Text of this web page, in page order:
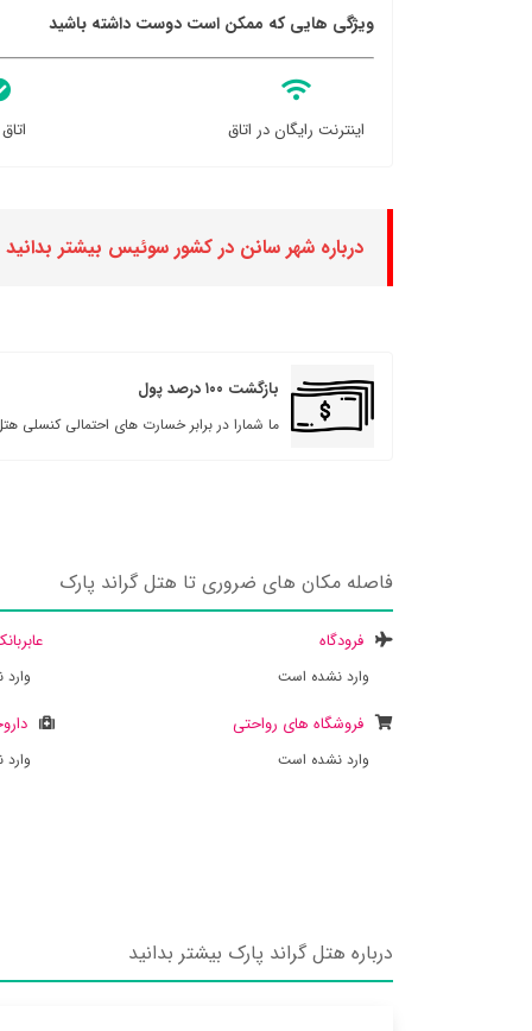
ویژگی هایی که ممکن است دوست داشته باشید
اینترنت رایگان در اتاق
درباره شهر سانن در کشور سوئیس بیشتر بدانید
بازگشت ۱۰۰ درصد پول
ما شمارا در برابر خسارت های احتمالی کنسلی
فاصله مکان های ضروری تا هتل گراند پارک
فرودگاه
وارد نشده است
فروشگاه های رواحتی
وارد نشده است
درباره هتل گراند پارک بیشتر بدانید